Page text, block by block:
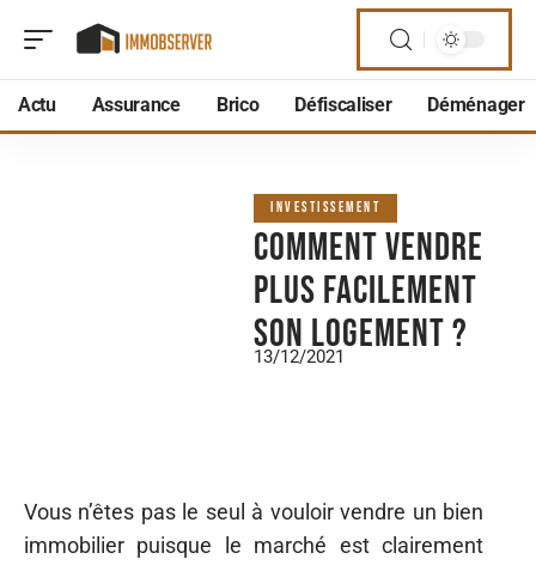
Actu Assurance Brico Défiscaliser Déménager
INVESTISSEMENT
Comment vendre
plus facilement
son logement ?
13/12/2021
Vous n’êtes pas le seul à vouloir vendre un bien
immobilier puisque le marché est clairement